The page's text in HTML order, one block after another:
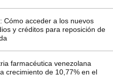
Cómo acceder a los nuevos
y créditos para reposición de
farmacéutica venezolana
crecimiento de 10,77% en el